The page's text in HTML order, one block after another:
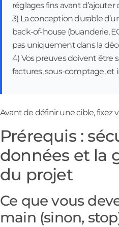
réglages fins avant d’ajouter
3) La conception durable
back-of-house (buanderie,
pas uniquement dans la
4) Vos preuves doivent être
factures, sous-comptage, et
Avant de définir une cible, fixez
Prérequis :
données et la
du projet
Ce que vous
main (sinon,